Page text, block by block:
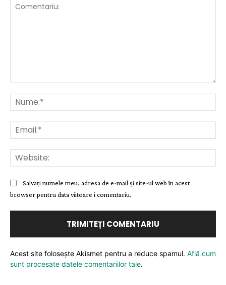
Salvați numele meu, adresa de e-mail și site-ul web în acest
browser pentru data viitoare i comentariu.
Acest site folosește Akismet pentru a reduce spamul. Află cum
sunt procesate datele comentariilor tale.